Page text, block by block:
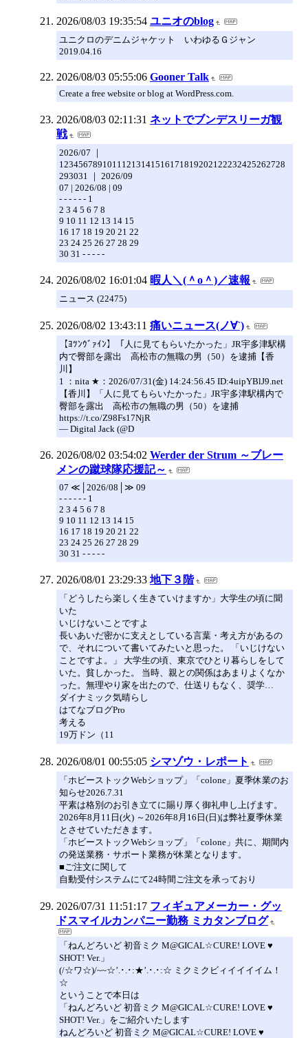
2026/08/03 19:35:54 ユニオのblog
ユニクロのデニムジャケット いわゆるＧジャン
2019.04.16
2026/08/03 05:55:06 Gooner Talk
Create a free website or blog at WordPress.com.
2026/08/03 02:11:31 ネットでブンデスリーガ観
戦
2026/07 ｜
12345678910111213141516171819202122232425262728
293031 ｜ 2026/09
07 | 2026/08 | 09
- - - - - - 1
2 3 4 5 6 7 8
9 10 11 12 13 14 15
16 17 18 19 20 21 22
23 24 25 26 27 28 29
30 31 - - - - -
2026/08/02 16:01:04 暇人＼(＾o＾)／速報
ニュース (22475)
2026/08/02 13:43:11 痛いニュース(ノ∀`)
【ﾖﾂﾝｳﾞｧｲﾝ】「人に見てもらいたかった」JR宇多津駅構
内で臀部を露出 高松市の無職の男（50）を逮捕【香
川】
1 ：nita ★：2026/07/31(金) 14:24:56.45 ID:4uipYBlJ9.net
【香川】「人に見てもらいたかった」JR宇多津駅構内で
臀部を露出 高松市の無職の男（50）を逮捕
https://t.co/Z98Fs17NjR
— Digital Jack (@D
2026/08/02 03:54:02 Werder der Strum ～ブレー
メンの蹴球隊応援記～
07 ≪│2026/08│≫ 09
- - - - - - 1
2 3 4 5 6 7 8
9 10 11 12 13 14 15
16 17 18 19 20 21 22
23 24 25 26 27 28 29
30 31 - - - - -
2026/08/01 23:29:33 地下３階
「どうしたら楽しく生きていけますか」大学生の頃に聞
いた
いじけないことですよ
長いあいだ密かに支えとしている言葉・考え方があるの
で、それについて書いてみたいと思った。 「いじけない
ことですよ。」 大学生の頃、東京でひとり暮らしをして
いた。貧しかった。 当時、親との関係はあまりよくなか
った。無理やり家を出たので、仕送りもなく、奨学…
ダイナミック気晴らし
はてなブログPro
考える
19万ドン（11
2026/08/01 00:55:05 シマゾウ・レポート
「ホビーストックWebショップ」「colone」夏季休業のお
知らせ2026.7.31
平素は格別のお引き立てに賜り厚く御礼申し上げます。
2026年8月11日(火) ～2026年8月16日(日)は弊社夏季休業
とさせていただきます。
「ホビーストックWebショップ」「colone」共に、期間内
の発送業務・サポート業務が休業となります。
■ご注文に関して
自動受付システムにて24時間ご注文を承っており
2026/07/31 11:51:17 フィギュアメーカー・グッ
ドスマイルカンパニー勤務 ミカタンブログ
「ねんどろいど 初音ミク M@GICAL☆CURE! LOVE ♥
SHOT! Ver.」
(/☆ワ☆)/~~☆’.･.･:★’.･.･:☆ ミクミクビィイイイイム！
☆
ということで本日は
「ねんどろいど 初音ミク M@GICAL☆CURE! LOVE ♥
SHOT! Ver.」をご紹介いたします
ねんどろいど 初音ミク M@GICAL☆CURE! LOVE ♥